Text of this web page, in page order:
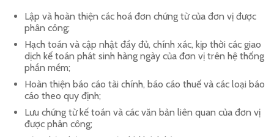
Lập và hoàn thiện các hoá đơn chứng từ của đơn vị được
phân công;
Hạch toán và cập nhật đầy đủ, chính xác, kịp thời các giao
dịch kế toán phát sinh hàng ngày của đơn vị trên hệ thống
phần mềm;
Hoàn thiện báo cáo tài chính, báo cáo thuế và các loại báo
cáo theo quy định;
Lưu chứng từ kế toán và các văn bản liên quan của đơn vị
được phân công;